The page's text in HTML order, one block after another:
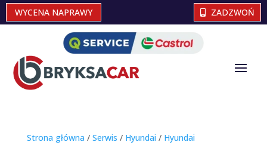
WYCENA NAPRAWY ZADZWOŃ
Strona główna / Serwis / Hyundai / Hyundai